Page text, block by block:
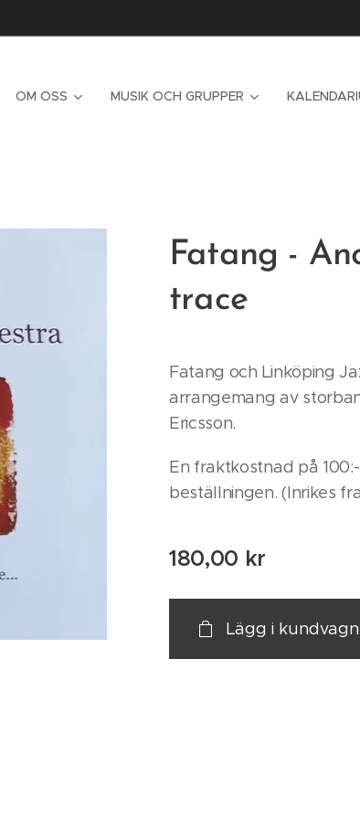
OM OSS MUSIK OCH GRUPPER
Fatang -
trace
Fatang och Linköping
arrangemang av
Ericsson.
En fraktkostnad på
beställningen. (Inrikes
180,00 kr
Lägg i